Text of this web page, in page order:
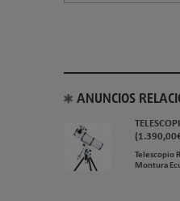
ANUNCIOS
Telescopio
Montura